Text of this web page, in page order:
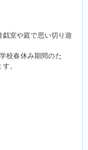
室や庭で思い切り遊
校春休み期間のた
。